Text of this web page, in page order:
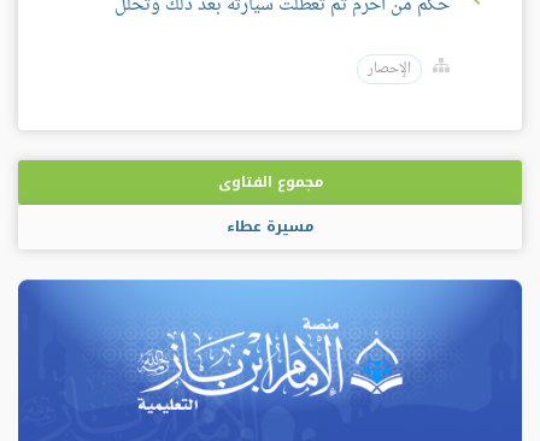
الإحصار
مجموع الفتاوى
مسيرة عطاء